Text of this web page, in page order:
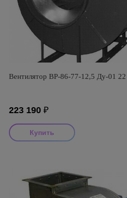
Вентилятор ВР-86-77-12,5 Ду-01
223 190 ₽